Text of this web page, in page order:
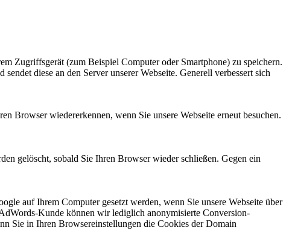
Zugriffsgerät (zum Beispiel Computer oder Smartphone) zu speichern.
diese an den Server unserer Webseite. Generell verbessert sich
Browser wiedererkennen, wenn Sie unsere Webseite erneut besuchen.
gelöscht, sobald Sie Ihren Browser wieder schließen. Gegen ein
auf Ihrem Computer gesetzt werden, wenn Sie unsere Webseite über
Kunde können wir lediglich anonymisierte Conversion-
Sie in Ihren Browsereinstellungen die Cookies der Domain